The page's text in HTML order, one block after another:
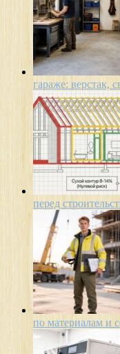
гараже: верстак,
перед
по материалам и